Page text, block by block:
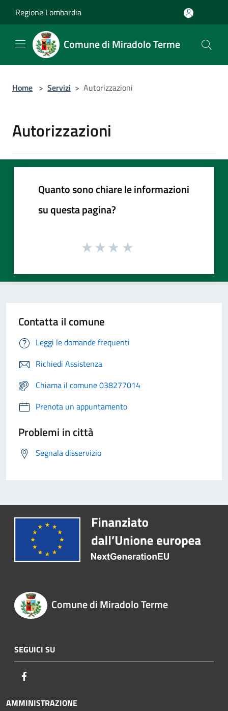
Regione Lombardia
Comune di Miradolo Terme
Home > Servizi > Autorizzazioni
Autorizzazioni
Quanto sono chiare le informazioni
su questa pagina?
Contatta il comune
Leggi le domande frequenti
Richiedi Assistenza
Chiama il comune 038277014
Prenota un appuntamento
Problemi in città
Segnala disservizio
Comune di Miradolo Terme
SEGUICI SU
AMMINISTRAZIONE